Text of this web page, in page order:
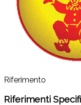
Riferimento
Riferimenti